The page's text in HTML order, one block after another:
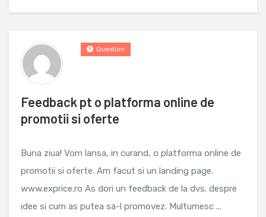
Feedback pt o platforma online de
promotii si oferte
Question
Buna ziua! Vom lansa, in curand, o platforma online de
promotii si oferte. Am facut si un landing page.
www.exprice.ro As dori un feedback de la dvs. despre
idee si cum as putea sa-l promovez. Multumesc ...